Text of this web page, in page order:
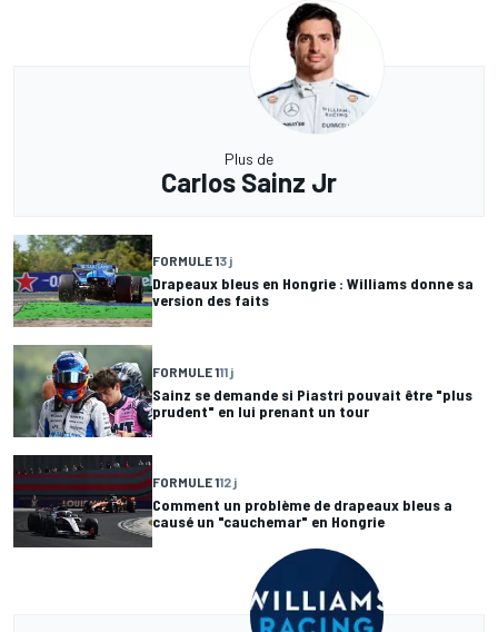
Plus de
Carlos Sainz Jr
FORMULE 13 j
Drapeaux bleus en Hongrie : Williams donne sa
version des faits
FORMULE 111 j
Sainz se demande si Piastri pouvait être "plus
prudent" en lui prenant un tour
FORMULE 112 j
Comment un problème de drapeaux bleus a
causé un "cauchemar" en Hongrie